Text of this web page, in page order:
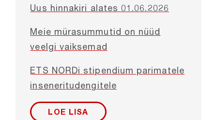
Uus hinnakiri alates 01.06.2026
Meie mürasummutid on nüüd
veelgi vaiksemad
ETS NORDi stipendium parimatele
inseneritudengitele
LOE LISA